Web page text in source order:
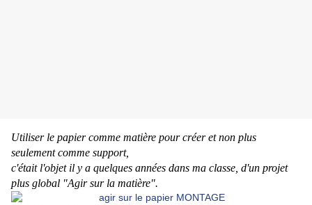
Utiliser le papier comme matière pour créer et non plus
seulement comme support,
c'était l'objet il y a quelques années dans ma classe, d'un projet
plus global "Agir sur la matière".